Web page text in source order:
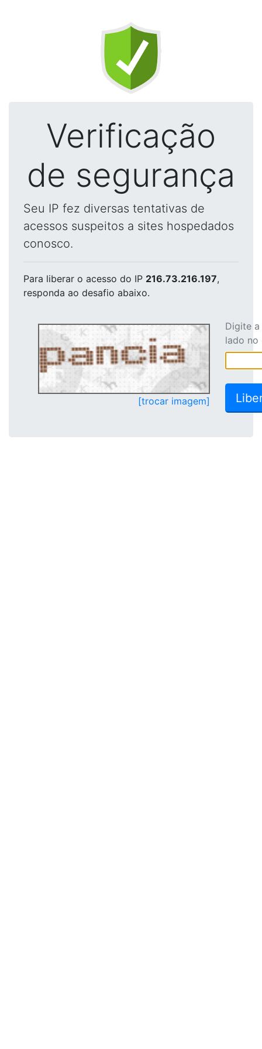
Verificação
de segurança
Seu IP fez diversas tentativas de
acessos suspeitos a sites hospedados
conosco.
Para liberar o acesso do IP 216.73.216.197,
responda ao desafio abaixo.
[trocar imagem]
Digite
lado no